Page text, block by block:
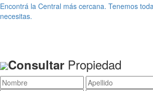
Encontrá la Central más cercana. Tenemos
necesitas.
Consultar Propiedad